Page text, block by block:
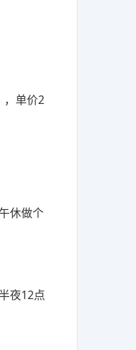
，单价2
休做个
夜12点